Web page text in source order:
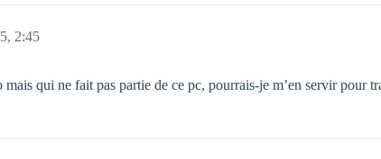
2:45
mais qui ne fait pas partie de ce pc, pourrais-je m’en servir pour